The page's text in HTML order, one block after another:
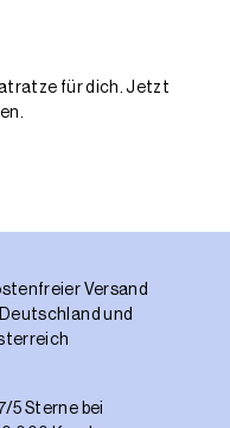
für dich. Jetzt
Versand
und
5 Sterne bei